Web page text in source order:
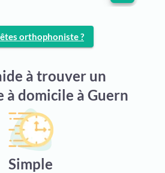
orthophoniste ?
à trouver un
domicile à Guern
Simple